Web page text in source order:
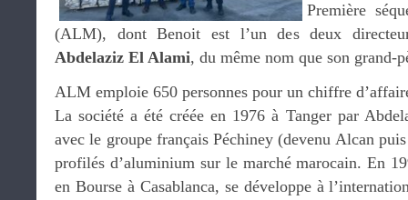
Première
(ALM), dont Benoit est l’un des deux
Abdelaziz El Alami, du même nom que son grand-
ALM emploie 650 personnes pour un chiffre
La société a été créée en 1976 à Tanger par
avec le groupe français Péchiney (devenu Alcan
profilés d’aluminium sur le marché marocain. En
en Bourse à Casablanca, se développe à